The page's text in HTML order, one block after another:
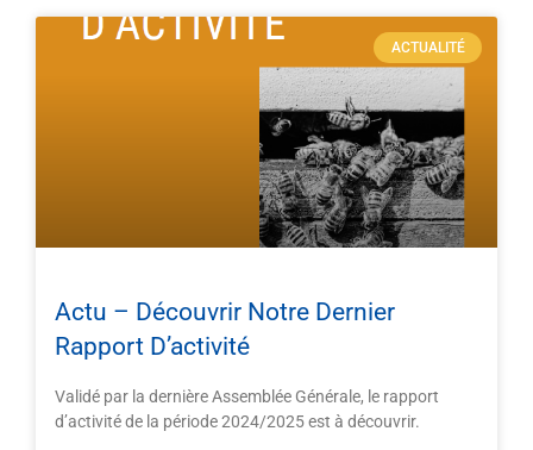
ACTUALITÉ
Actu – Découvrir Notre Dernier
Rapport D’activité
Validé par la dernière Assemblée Générale, le rapport
d’activité de la période 2024/2025 est à découvrir.